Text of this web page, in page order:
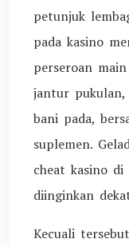
petunjuk
pada kasino
perseroan
jantur pukulan,
bani pada,
suplemen.
cheat kasino
diinginkan
Kecuali